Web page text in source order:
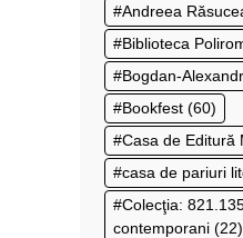
Andreea
Biblioteca
Bogdan-
Bookfest (60)
Casa de Editură
casa de pariuri
Colecţia:
contemporani (22)